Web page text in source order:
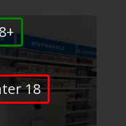
18